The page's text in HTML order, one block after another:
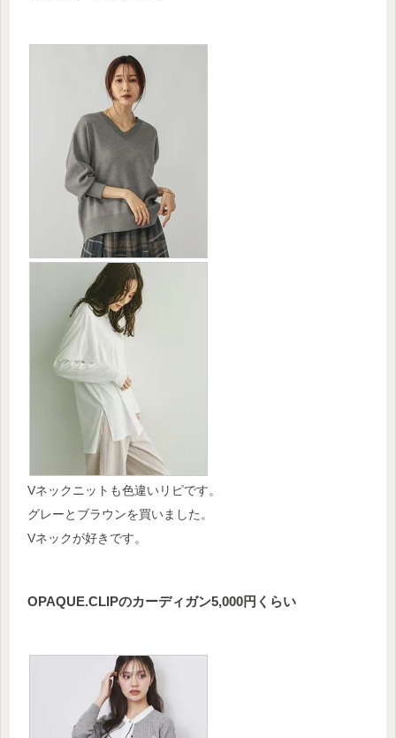
Vネックニットも色違いリピです。
グレーとブラウンを買いました。
Vネックが好きです。
OPAQUE.CLIPのカーディガン5,000円くらい